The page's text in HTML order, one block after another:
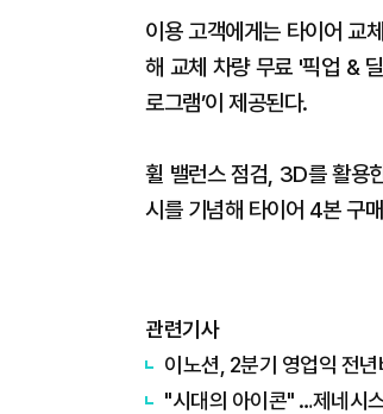
이용 고객에게는 타이어
해 교체 차량 무료 '픽업 &
로그램’이 제공된다.
휠 밸런스 점검, 3D를 활용
시를 기념해 타이어 4본 구
관련기사
이노션, 2분기 영업익 전
"시대의 아이콘" …제네시